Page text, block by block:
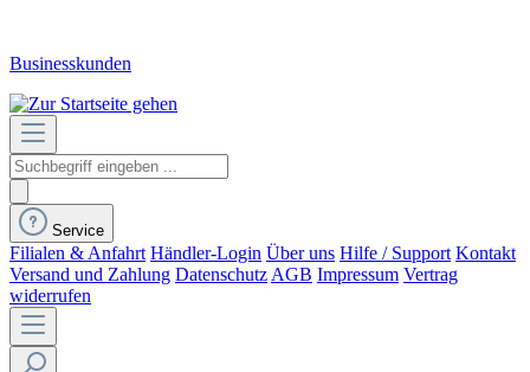
Businesskunden
Service
Filialen & Anfahrt Händler-Login Über uns Hilfe / Support Kontakt
Versand und Zahlung Datenschutz AGB Impressum Vertrag
widerrufen